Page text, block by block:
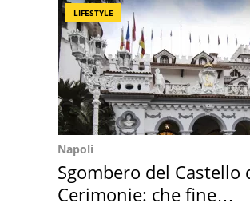
LIFESTYLE
Napoli
Sgombero del Castello
Cerimonie: che fine